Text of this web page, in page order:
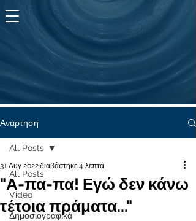
Ανάρτηση
All Posts
Video
Δημοσιογραφικά
All Posts
"Α-πα-πα! Εγώ δεν κάνω
τέτοια πράματα..."
31 Αυγ 2022διαβάστηκε 4 λεπτά